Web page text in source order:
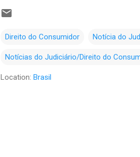
Direito do Consumidor Notícia do
Notícias do Judiciário/Direito do
Location: Brasil